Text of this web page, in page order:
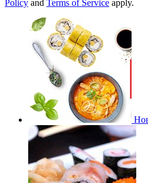
Policy and Terms of Service apply.